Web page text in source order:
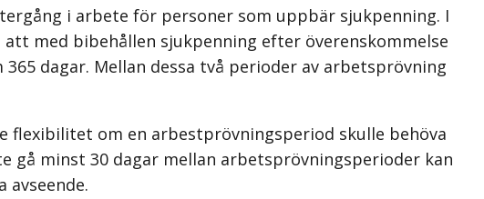
i arbete för personer som uppbär sjukpenning. I
med bibehållen sjukpenning efter överenskommelse
dagar. Mellan dessa två perioder av arbetsprövning
flexibilitet om en arbestprövningsperiod skulle behöva
minst 30 dagar mellan arbetsprövningsperioder kan